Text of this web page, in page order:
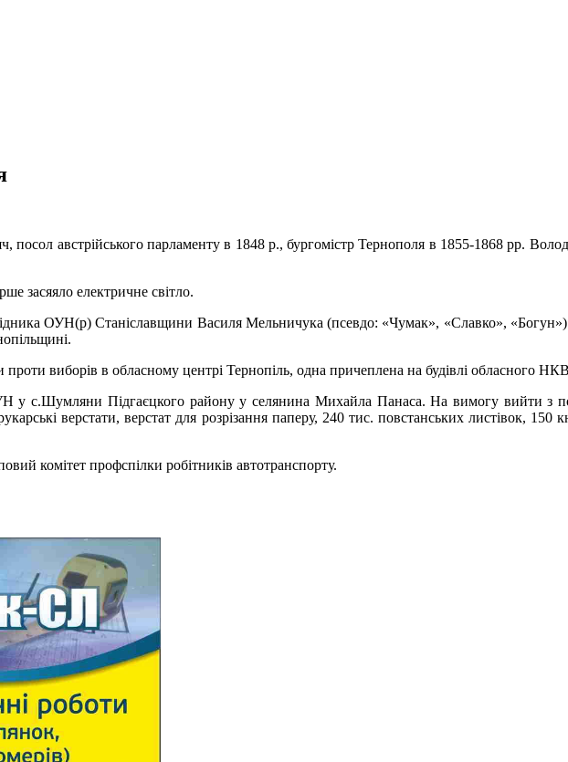
посол австрійського парламенту в 1848 р., бургомістр Тернополя в 1855-1868 pp.
засяяло електричне світло.
ОУН(р) Станіславщини Василя Мельничука (псевдо: «Чумак», «Славко», «Богун»).
проти виборів в обласному центрі Тернопіль, одна причеплена на будівлі обласного
с.Шумляни Підгаєцкого району у селянина Михайла Панаса. На вимогу вийти з
верстати, верстат для розрізання паперу, 240 тис. повстанських листівок, 150
комітет профспілки робітників автотранспорту.